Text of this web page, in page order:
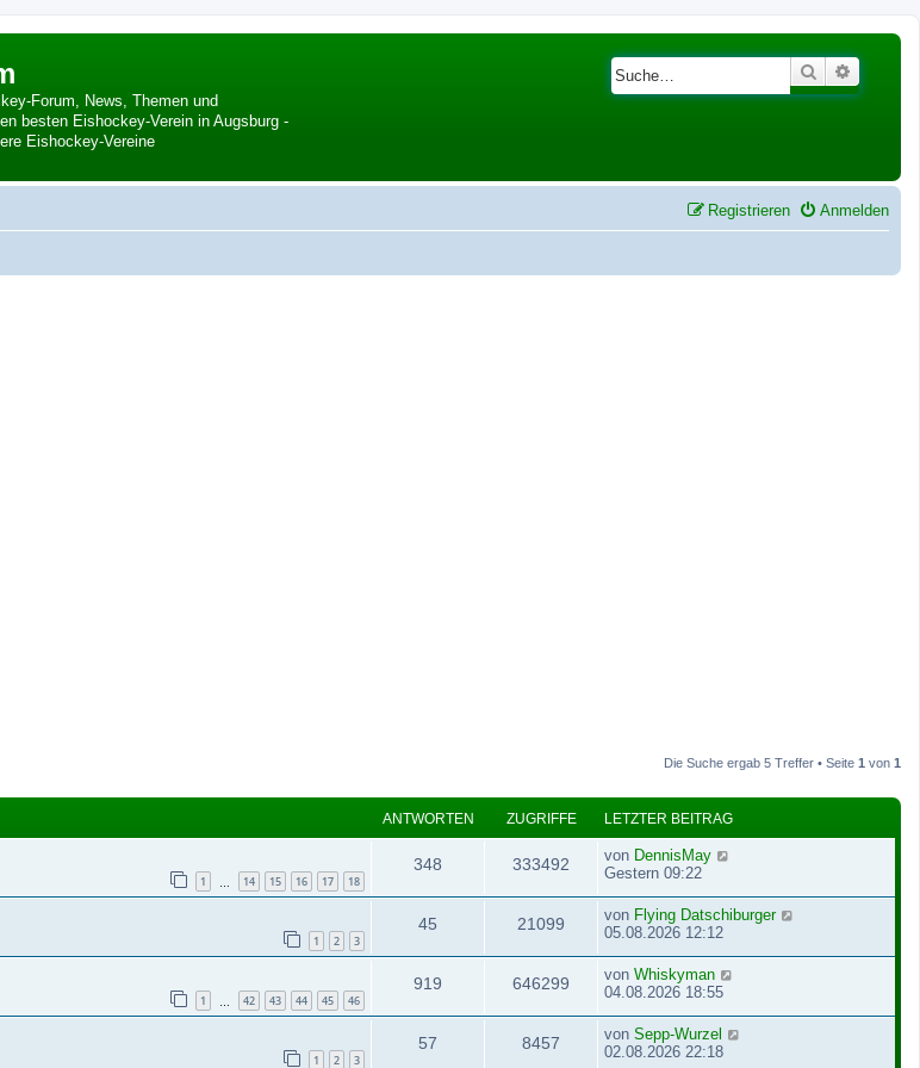
Forum, News, Themen und
besten Eishockey-Verein in Augsburg -
Eishockey-Vereine
Suche
Anmelden
Registrieren
Die Suche ergab 5 Treffer • Seite 1 von 1
ANTWORTEN ZUGRIFFE LETZTER BEITRAG
1 14 15 16 17 18
348 333492 von DennisMay
Gestern 09:22
1 2 3
45 21099 von Flying Datschiburger
05.08.2026 12:12
1 42 43 44 45 46
919 646299 von Whiskyman
04.08.2026 18:55
1 2 3
57 8457 von Sepp-Wurzel
02.08.2026 22:18